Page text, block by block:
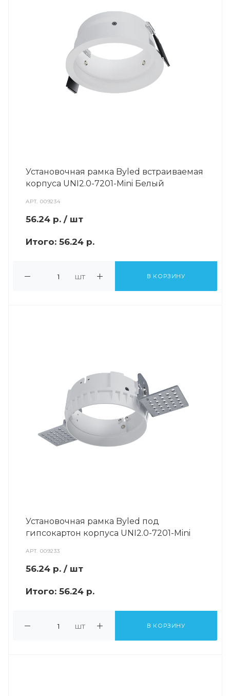
Установочная рамка Byled встраиваемая
корпуса UNI2.0-7201-Mini Белый
АРТ.009234
56.24 р. / шт
Итого: 56.24 р.
шт В КОРЗИНУ
Установочная рамка Byled под
гипсокартон корпуса UNI2.0-7201-Mini
АРТ.009233
56.24 р. / шт
Итого: 56.24 р.
шт В КОРЗИНУ